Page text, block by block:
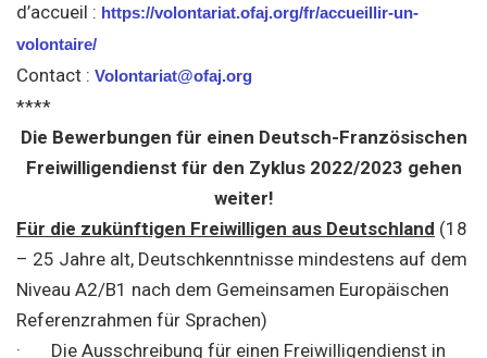
d’accueil : https://volontariat.ofaj.org/fr/accueillir-un-
volontaire/
Contact : Volontariat@ofaj.org
****
Die Bewerbungen für einen Deutsch-Französischen
Freiwilligendienst für den Zyklus 2022/2023 gehen
weiter!
Für die zukünftigen Freiwilligen aus Deutschland (18
– 25 Jahre alt, Deutschkenntnisse mindestens auf dem
Niveau A2/B1 nach dem Gemeinsamen Europäischen
Referenzrahmen für Sprachen)
· Die Ausschreibung für einen Freiwilligendienst in